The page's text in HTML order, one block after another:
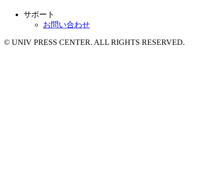
サポート
お問い合わせ
© UNIV PRESS CENTER. ALL RIGHTS RESERVED.